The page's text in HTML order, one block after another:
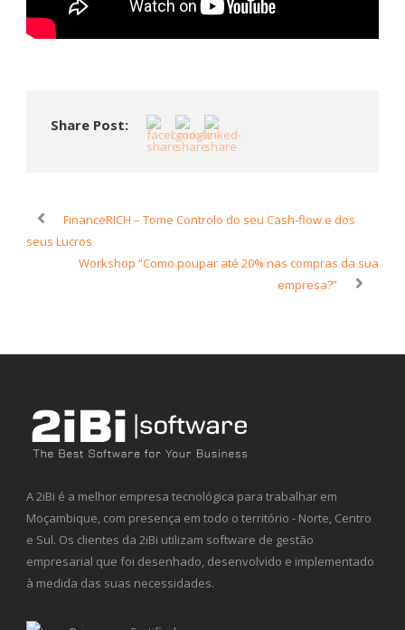
Share Post:
FinanceRICH – Tome Controlo do seu Cash-flow e dos
seus Lucros
Workshop “Como poupar até 20% nas compras da sua
empresa?”
A 2iBi é a melhor empresa tecnológica para trabalhar em
Moçambique, com presença em todo o território - Norte, Centro
e Sul. Os clientes da 2iBi utilizam software de gestão
empresarial que foi desenhado, desenvolvido e implementado
à medida das suas necessidades.